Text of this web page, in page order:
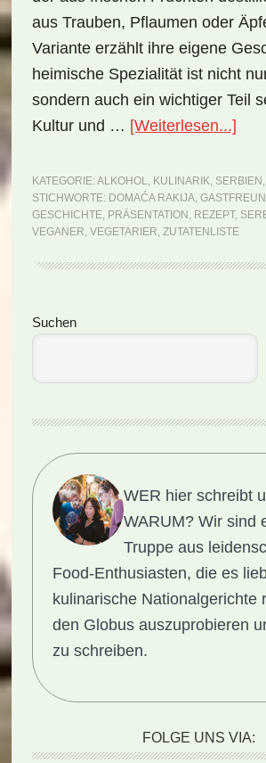
aus Trauben, Pflaumen oder
Variante erzählt ihre eigene
heimische Spezialität ist nicht
sondern auch ein wichtiger Teil
Kultur und … [Weiterlesen...]
KATEGORIE: ALKOHOL, KULINARIK, SERBIEN ,
STICHWORTE: DOMAĆA RAKIJA,
GESCHICHTE, PRÄSENTATION , REZEPT,
VEGANER, VEGETARIER, ZUTATENLISTE
Seitenspalte
Suchen
WER hier schreibt
WARUM? Wir sind
Truppe aus
Food-Enthusiasten, die es
kulinarische Nationalgerichte
den Globus auszuprobieren
zu schreiben.
FOLGE UNS VIA: